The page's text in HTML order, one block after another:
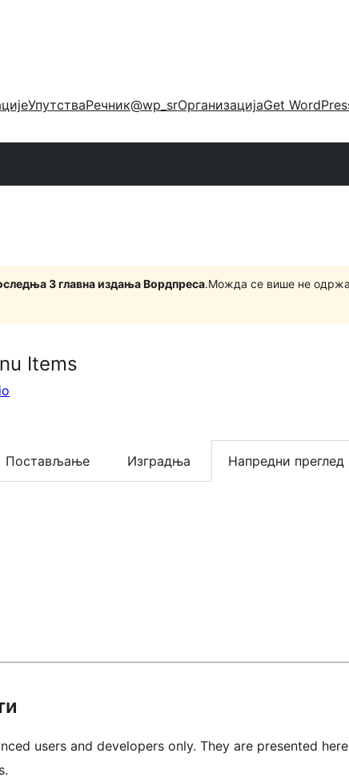
УпутстваРечник@wp_srОрганизацијаGet
3 главна издања Вордпреса.Можда се више не
Items
Постављање Изградња Напредни преглед
users and developers only. They are presented